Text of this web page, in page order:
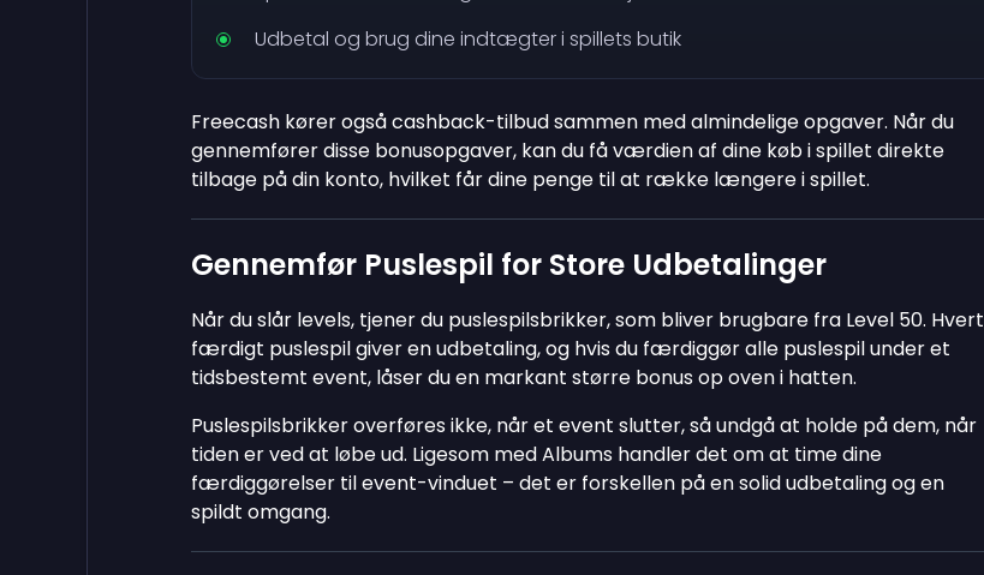
Udbetal og brug dine indtægter i spillets butik
Freecash kører også cashback-tilbud sammen med almindelige opgaver. Når du
gennemfører disse bonusopgaver, kan du få værdien af dine køb i spillet direkte
tilbage på din konto, hvilket får dine penge til at række længere i spillet.
Gennemfør Puslespil for Store Udbetalinger
Når du slår levels, tjener du puslespilsbrikker, som bliver brugbare fra Level 50. Hvert
færdigt puslespil giver en udbetaling, og hvis du færdiggør alle puslespil under et
tidsbestemt event, låser du en markant større bonus op oven i hatten.
Puslespilsbrikker overføres ikke, når et event slutter, så undgå at holde på dem, når
tiden er ved at løbe ud. Ligesom med Albums handler det om at time dine
færdiggørelser til event-vinduet – det er forskellen på en solid udbetaling og en
spildt omgang.